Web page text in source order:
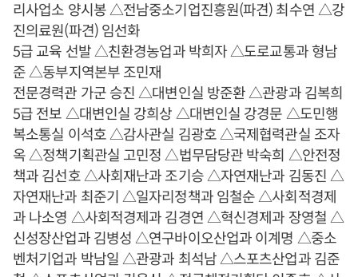
리사업소 양시봉 △전남중소기업진흥원(파견) 최수연 △강
진의료원(파견) 임선화
5급 교육 선발 △친환경농업과 박희자 △도로교통과 형남
준 △동부지역본부 조민재
전문경력관 가군 승진 △대변인실 방준환 △관광과 김복희
5급 전보 △대변인실 강희상 △대변인실 강경문 △도민행
복소통실 이석호 △감사관실 김광호 △국제협력관실 조자
옥 △정책기획관실 고민정 △법무담당관 박숙희 △안전정
책과 김선호 △사회재난과 조기승 △자연재난과 김동진 △
자연재난과 최준기 △일자리정책과 임철순 △사회적경제
과 나소영 △사회적경제과 김경연 △혁신경제과 장영철 △
신성장산업과 김병성 △연구바이오산업과 이계명 △중소
벤처기업과 박남일 △관광과 최석남 △스포츠산업과 김준